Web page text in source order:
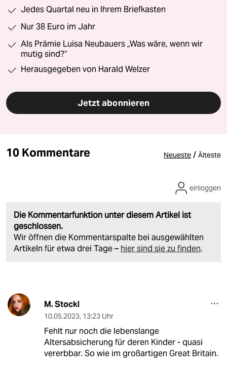
Jedes Quartal neu in Ihrem Briefkasten
Nur 38 Euro im Jahr
Als Prämie Luisa Neubauers „Was wäre, wenn wir
mutig sind?“
Herausgegeben von Harald Welzer
Jetzt abonnieren
10 Kommentare Neueste / Älteste
Die Kommentarfunktion unter diesem Artikel ist
geschlossen.
Wir öffnen die Kommentarspalte bei ausgewählten
Artikeln für etwa drei Tage – hier sind sie zu finden.
einloggen
M. Stockl
10.05.2023, 13:23 Uhr
Fehlt nur noch die lebenslange
Altersabsicherung für deren Kinder - quasi
vererbbar. So wie im großartigen Great Britain.